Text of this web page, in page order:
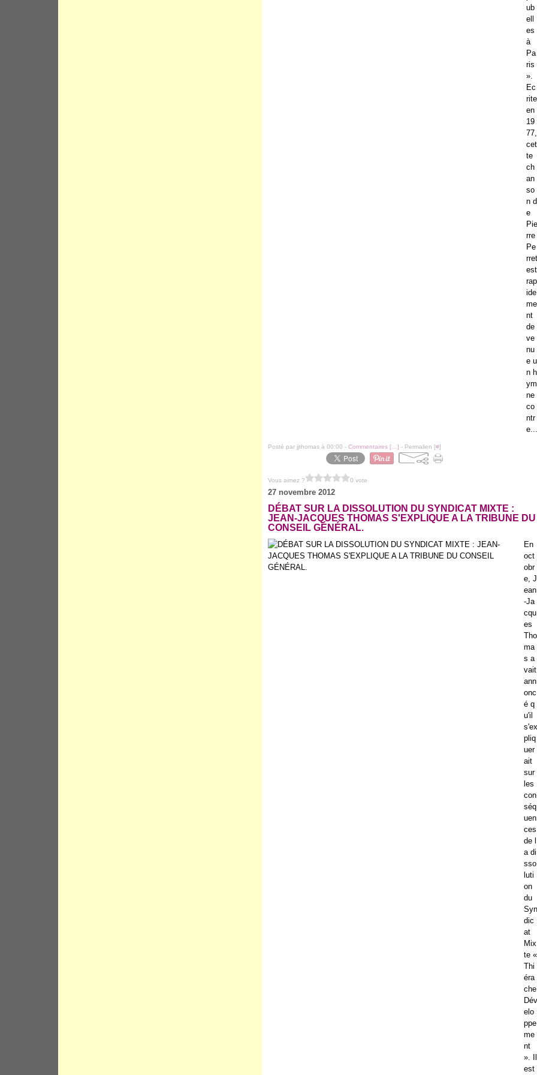
ub
ell
es
à
Pa
ris
».
Ec
rite
en
19
77,
cet
te
ch
an
so
n d
e
Pie
rre
Pe
rret
est
rap
ide
me
nt
de
ve
nu
e u
n h
ym
ne
co
ntr
e...
Posté par jjthomas à 00:00 - Commentaires [ ] - Permalien [#]
Vous aimez ? 0 vote
27 novembre 2012
DÉBAT SUR LA DISSOLUTION DU SYNDICAT MIXTE :
JEAN-JACQUES THOMAS S'EXPLIQUE A LA TRIBUNE DU
CONSEIL GÉNÉRAL.
En
oct
obr
e, J
ean
-Ja
cqu
es
Tho
ma
s a
vait
ann
onc
é q
u'il
s'ex
pliq
uer
ait
sur
les
con
séq
uen
ces
de l
a di
sso
luti
on
du
Syn
dic
at
Mix
te «
Thi
éra
che
Dév
elo
ppe
me
nt
». Il
est